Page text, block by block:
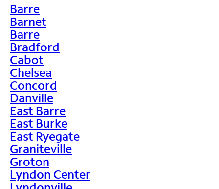
Barre
Barnet
Barre
Bradford
Cabot
Chelsea
Concord
Danville
East Barre
East Burke
East Ryegate
Graniteville
Groton
Lyndon Center